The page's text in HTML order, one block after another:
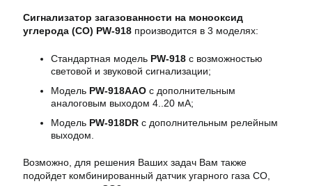
Сигнализатор загазованности на монооксид
углерода (СО) PW-918 производится в 3 моделях:
Стандартная модель PW-918 с возможностью
световой и звуковой сигнализации;
Модель PW-918AAO с дополнительным
аналоговым выходом 4..20 мА;
Модель PW-918DR с дополнительным релейным
выходом.
Возможно, для решения Ваших задач Вам также
подойдет комбинированный датчик угарного газа СО,